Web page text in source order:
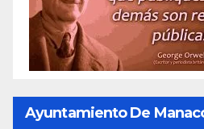
Ayuntamiento De